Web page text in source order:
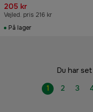
205 kr
Vejled. pris 216 kr
På lager
Du har
1
2 3